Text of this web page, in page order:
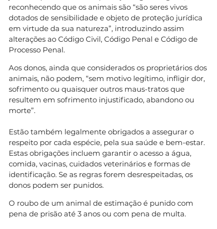
reconhecendo que os animais são “são seres vivos
dotados de sensibilidade e objeto de proteção jurídica
em virtude da sua natureza”, introduzindo assim
alterações ao Código Civil, Código Penal e Código de
Processo Penal.
Aos donos, ainda que considerados os proprietários dos
animais, não podem, “sem motivo legítimo, infligir dor,
sofrimento ou quaisquer outros maus-tratos que
resultem em sofrimento injustificado, abandono ou
morte”.
Estão também legalmente obrigados a assegurar o
respeito por cada espécie, pela sua saúde e bem-estar.
Estas obrigações incluem garantir o acesso a água,
comida, vacinas, cuidados veterinários e formas de
identificação. Se as regras forem desrespeitadas, os
donos podem ser punidos.
O roubo de um animal de estimação é punido com
pena de prisão até 3 anos ou com pena de multa.